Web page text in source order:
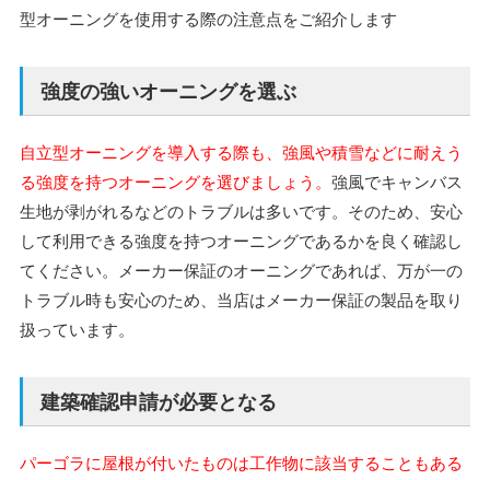
型オーニングを使用する際の注意点をご紹介します
強度の強いオーニングを選ぶ
自立型オーニングを導入する際も、強風や積雪などに耐えう
る強度を持つオーニングを選びましょう。 強風でキャンバス
生地が剥がれるなどのトラブルは多いです。そのため、安心
して利用できる強度を持つオーニングであるかを良く確認し
てください。メーカー保証のオーニングであれば、万が一の
トラブル時も安心のため、当店はメーカー保証の製品を取り
扱っています。
建築確認申請が必要となる
パーゴラに屋根が付いたものは工作物に該当することもある